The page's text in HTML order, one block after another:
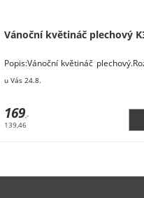
Vánoční květináč plechový
Popis:Vánoční květináč
u Vás 24.8.
169,-
139,46